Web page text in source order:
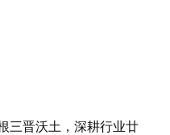
三晋沃土，深耕行业廿